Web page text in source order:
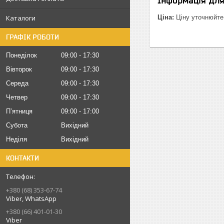
Каталоги
ГРАФІК РОБОТИ
Понеділок 09:00
17:30
Вівторок
09:00
17:30
Середа
09:00
17:30
Четвер
09:00
17:30
Пʼятниця
09:00
17:00
Субота
Вихідний
Неділя
Вихідний
КОНТАКТИ
+380 (68) 353-67-74
Viber, WhatsApp
+380 (66) 401-01-30
Viber
Ціна: Ціну уточнюйте